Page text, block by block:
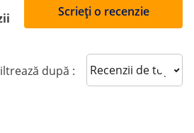
Scrieți o recenzie
după : Sort reviews